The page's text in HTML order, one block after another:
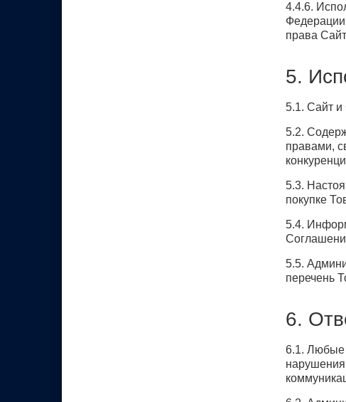
4.4.6.
права
5.
5.1. Сайт и
5.2.
правами,
5.3.
покупке
5.4.
5.5.
перечень
6.
6.1. Любые
нарушения